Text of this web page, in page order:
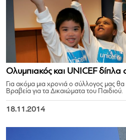
Ολυμπιακός και UNICEF δίπλα
Για ακόμα μια χρονιά ο σύλλογος μας
Βραβεία για τα Δικαιώματα του Παιδιού.
18.11.2014